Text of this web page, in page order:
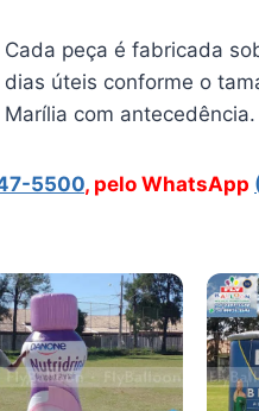
Cada peça é fabricada
dias úteis conforme o
Marília com antecedência.
5500, pelo WhatsApp